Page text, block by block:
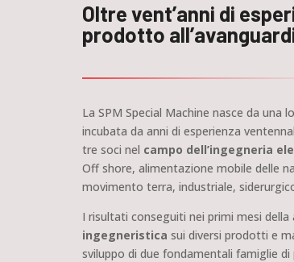
Oltre vent’anni di
prodotto
La SPM Special Machine nasce da una
incubata da anni di esperienza
tre soci nel campo dell’ingegneria
Off shore, alimentazione mobile delle
movimento terra, industriale,
I risultati conseguiti nei primi mesi della
ingegneristica sui diversi prodotti e
sviluppo di due fondamentali famiglie